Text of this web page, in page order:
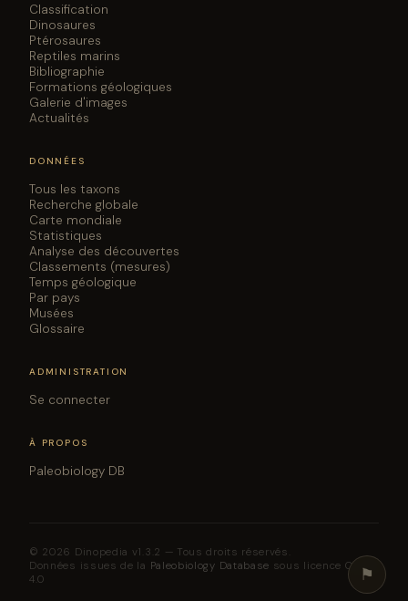
⚑
Classification
Dinosaures
Ptérosaures
Reptiles marins
Bibliographie
Formations géologiques
Galerie d'images
Actualités
DONNÉES
Tous les taxons
Recherche globale
Carte mondiale
Statistiques
Analyse des découvertes
Classements (mesures)
Temps géologique
Par pays
Musées
Glossaire
ADMINISTRATION
Se connecter
À PROPOS
Paleobiology DB
© 2026 Dinopedia v1.3.2 — Tous droits réservés.
Données issues de la Paleobiology Database sous licence CC BY
4.0